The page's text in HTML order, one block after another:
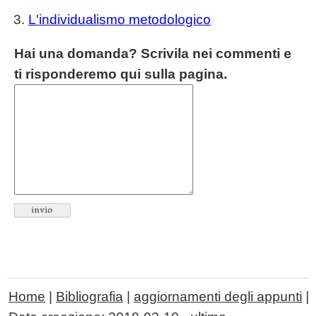
L'individualismo metodologico
Hai una domanda? Scrivila nei commenti e
ti risponderemo qui sulla pagina.
Home | Bibliografia | aggiornamenti degli appunti |